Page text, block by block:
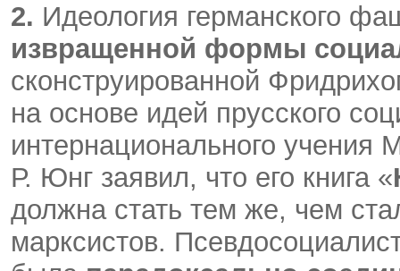
2. Идеология германского
извращенной формы
сконструированной
на основе идей прусского
интернационального учения
Р. Юнг заявил, что его книга «
должна стать тем же, чем
марксистов.